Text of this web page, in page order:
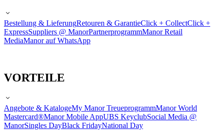
Bestellung & LieferungRetouren & GarantieClick + CollectClick +
ExpressSuppliers @ ManorPartnerprogrammManor Retail
MediaManor auf WhatsApp
VORTEILE
Angebote & KatalogeMy Manor TreueprogrammManor World
Mastercard®Manor Mobile AppUBS KeyclubSocial Media @
ManorSingles DayBlack FridayNational Day